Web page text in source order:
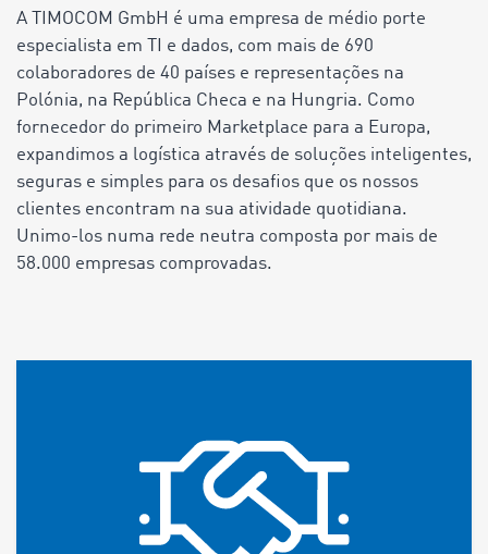
A TIMOCOM GmbH é uma empresa de médio porte
especialista em TI e dados, com mais de 690
colaboradores de 40 países e representações na
Polónia, na República Checa e na Hungria. Como
fornecedor do primeiro Marketplace para a Europa,
expandimos a logística através de soluções inteligentes,
seguras e simples para os desafios que os nossos
clientes encontram na sua atividade quotidiana.
Unimo-los numa rede neutra composta por mais de
58.000 empresas comprovadas.